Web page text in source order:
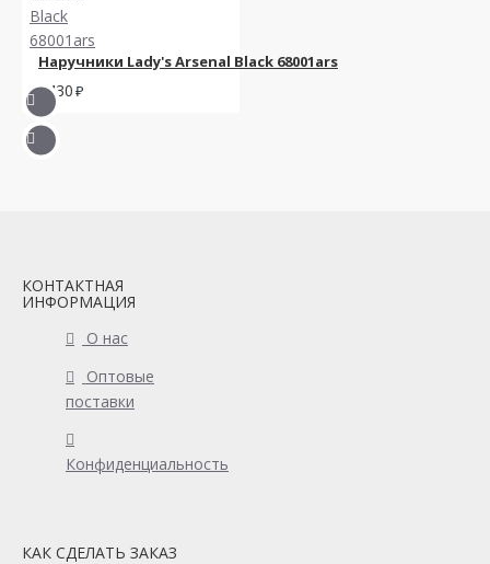
Наручники Lady's Arsenal Black 68001ars
1430
КОНТАКТНАЯ
ИНФОРМАЦИЯ
О нас
Оптовые
поставки
Конфиденциальность
КАК СДЕЛАТЬ ЗАКАЗ